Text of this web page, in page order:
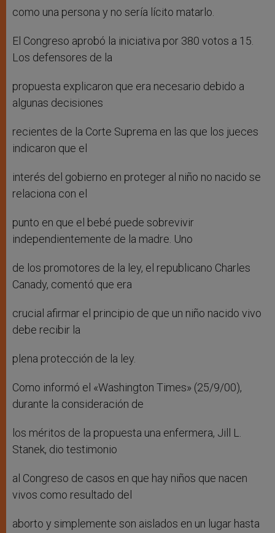
como una persona y no sería lícito matarlo.
El Congreso aprobó la iniciativa por 380 votos a 15.
Los defensores de la
propuesta explicaron que era necesario debido a
algunas decisiones
recientes de la Corte Suprema en las que los jueces
indicaron que el
interés del gobierno en proteger al niño no nacido se
relaciona con el
punto en que el bebé puede sobrevivir
independientemente de la madre. Uno
de los promotores de la ley, el republicano Charles
Canady, comentó que era
crucial afirmar el principio de que un niño nacido vivo
debe recibir la
plena protección de la ley.
Como informó el «Washington Times» (25/9/00),
durante la consideración de
los méritos de la propuesta una enfermera, Jill L.
Stanek, dio testimonio
al Congreso de casos en que hay niños que nacen
vivos como resultado del
aborto y simplemente son aislados en un lugar hasta